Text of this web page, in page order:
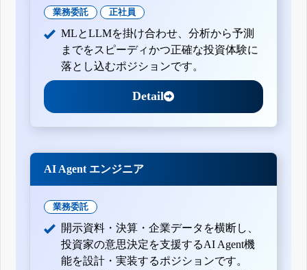
業務委託 正社員
MLとLLMを掛け合わせ、分析から予測
までをスピーディかつ正確な投資体験に
落とし込むポジションです。
Detail
AI Agent エンジニア
業務委託
開示資料・決算・企業データを横断し、
投資家の意思決定を支援するAI Agent機
能を設計・実装するポジションです。